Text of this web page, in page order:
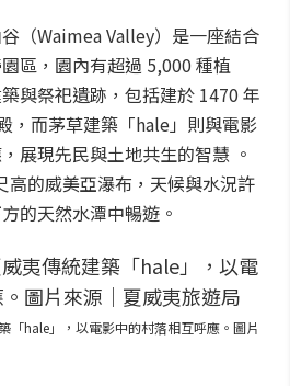
（Waimea Valley）是一座結合
區，園內有超過 5,000 種植
與祭祀遺跡，包括建於 1470 年
，而茅草建築「hale」則與電影
展現先民與土地共生的智慧 。
高的威美亞瀑布，天候與水況許
的天然水潭中暢遊。
「hale」，以電影中的村落相互呼應。圖片